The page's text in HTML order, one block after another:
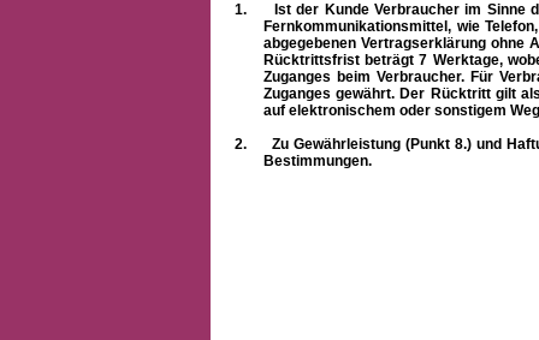
1.
Ist der Kunde Verbraucher im Sinne
Fernkommunikationsmittel, wie
abgegebenen Vertragserklärung ohne
Rücktrittsfrist beträgt 7 Werktage,
Zuganges beim Verbraucher. Für
Zuganges gewährt. Der Rücktritt gilt
auf elektronischem oder sonstigem
2.
Zu Gewährleistung (Punkt 8.) und
Bestimmungen.